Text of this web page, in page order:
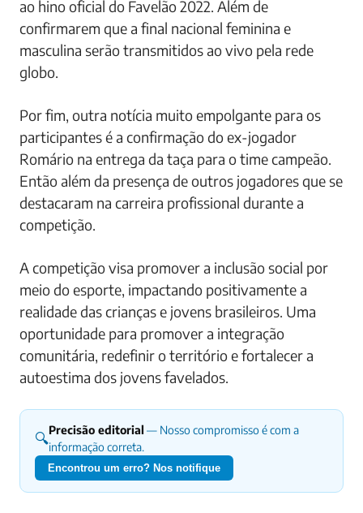
ao hino oficial do Favelão 2022. Além de
confirmarem que a final nacional feminina e
masculina serão transmitidos ao vivo pela rede
globo.
Por fim, outra notícia muito empolgante para os
participantes é a confirmação do ex-jogador
Romário na entrega da taça para o time campeão.
Então além da presença de outros jogadores que se
destacaram na carreira profissional durante a
competição.
A competição visa promover a inclusão social por
meio do esporte, impactando positivamente a
realidade das crianças e jovens brasileiros. Uma
oportunidade para promover a integração
comunitária, redefinir o território e fortalecer a
autoestima dos jovens favelados.
🔍Precisão editorial — Nosso compromisso é com a
informação correta.
Encontrou um erro? Nos notifique